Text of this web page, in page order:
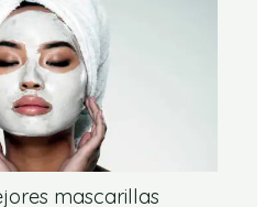
mascarillas